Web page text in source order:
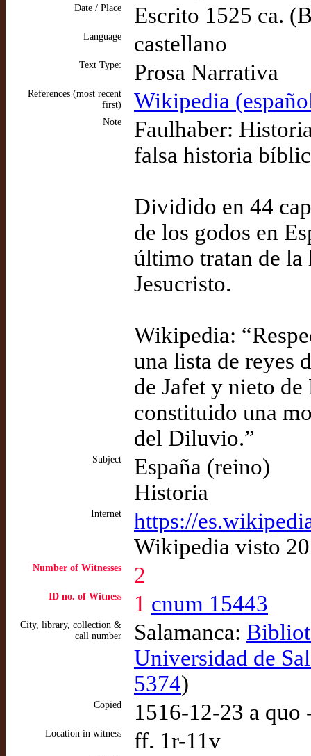
Date / Place Escrito 1525 ca.
Language castellano
Text Type: Prosa Narrativa
References (most recent
first)
Wikipedia
Note
Faulhaber:
falsa historia
Dividido en 44
de los godos en
último tratan de la
Jesucristo.
Wikipedia:
una lista de reyes
de Jafet y nieto
constituido una
del Diluvio.”
Subject
España (reino)
Historia
Internet
https://
Wikipedia visto
Number of Witnesses 2
ID no. of Witness 1 cnum 15443
City, library, collection &
call number
Salamanca:
Universidad de
5374)
Copied 1516-12-23 a quo
Location in witness ff. 1r-11v